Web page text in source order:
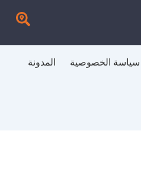
سياسة الخصوصية المدونة